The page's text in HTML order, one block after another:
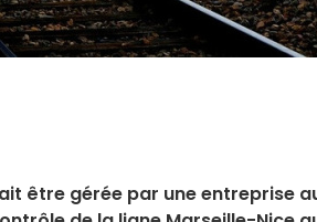
être gérée par une entreprise